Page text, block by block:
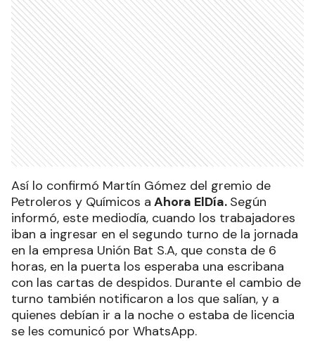
Así lo confirmó Martín Gómez del gremio de
Petroleros y Químicos a Ahora ElDía. Según
informó, este mediodía, cuando los trabajadores
iban a ingresar en el segundo turno de la jornada
en la empresa Unión Bat S.A, que consta de 6
horas, en la puerta los esperaba una escribana
con las cartas de despidos. Durante el cambio de
turno también notificaron a los que salían, y a
quienes debían ir a la noche o estaba de licencia
se les comunicó por WhatsApp.